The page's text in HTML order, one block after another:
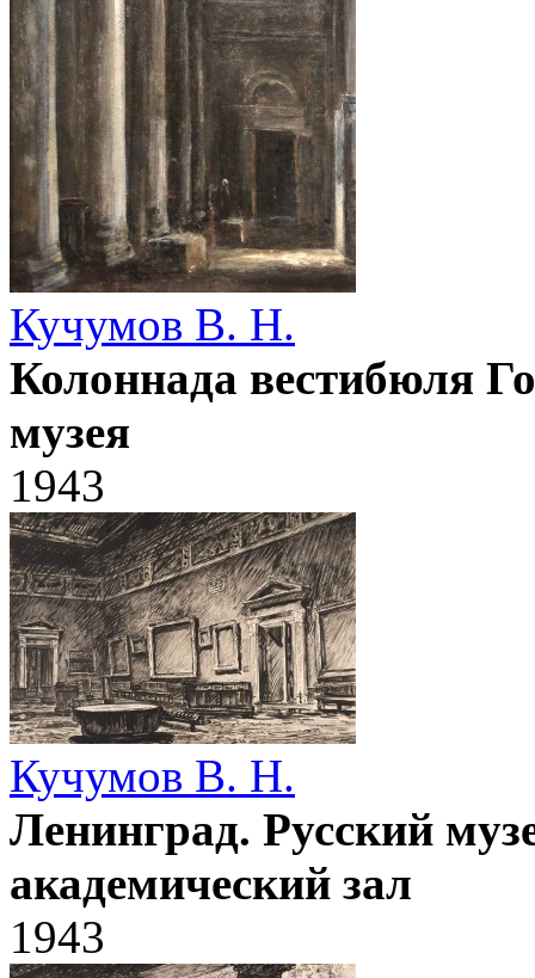
Кучумов В. Н.
Колоннада вестибюля
музея
1943
Кучумов В. Н.
Ленинград. Русский
академический зал
1943